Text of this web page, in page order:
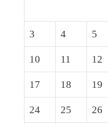
3 4 5
10 11 12
17 18 19
24 25 26